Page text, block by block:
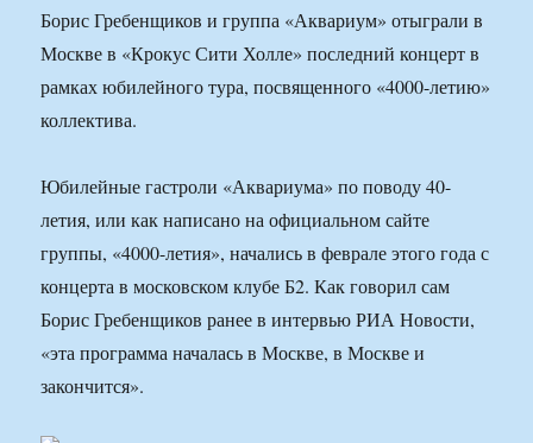
Борис Гребенщиков и группа «Аквариум» отыграли в
Москве в «Крокус Сити Холле» последний концерт в
рамках юбилейного тура, посвященного «4000-летию»
коллектива.
Юбилейные гастроли «Аквариума» по поводу 40-
летия, или как написано на официальном сайте
группы, «4000-летия», начались в феврале этого года с
концерта в московском клубе Б2. Как говорил сам
Борис Гребенщиков ранее в интервью РИА Новости,
«эта программа началась в Москве, в Москве и
закончится».